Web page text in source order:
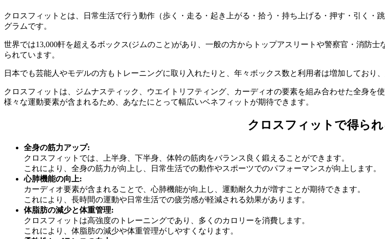
クロスフィットとは、日常生活で行う動作（歩く・走る・起き上がる・拾う・持ち上げる・押す・引く・
グラムです。
世界では13,000軒を超えるボックス(ジムのこと)があり、一般の方からトップアスリートや警察官・消防
られています。
日本でも芸能人やモデルの方もトレーニングに取り入れたりと、年々ボックス数と利用者は増加しており
クロスフィットは、ジムナスティック、ウエイトリフティング、カーディオの要素を組み合わせた全身を
様々な運動要素が含まれるため、あなたにとって幅広いベネフィットが期待できます。
クロスフィットで得ら
全身の筋力アップ:
クロスフィットでは、上半身、下半身、体幹の筋肉をバランス良く鍛えることができます。
これにより、全身の筋力が向上し、日常生活での動作やスポーツでのパフォーマンスが向上します。
心肺機能の向上:
カーディオ要素が含まれることで、心肺機能が向上し、運動耐久力が増すことが期待できます。
これにより、長時間の運動や日常生活での疲労感が軽減される効果があります。
体脂肪の減少と体重管理:
クロスフィットは高強度のトレーニングであり、多くのカロリーを消費します。
これにより、体脂肪の減少や体重管理がしやすくなります。